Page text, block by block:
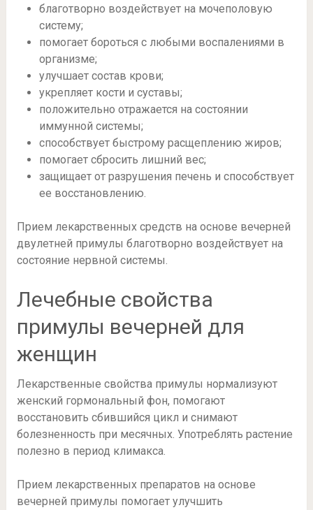
благотворно воздействует на мочеполовую
систему;
помогает бороться с любыми воспалениями в
организме;
улучшает состав крови;
укрепляет кости и суставы;
положительно отражается на состоянии
иммунной системы;
способствует быстрому расщеплению жиров;
помогает сбросить лишний вес;
защищает от разрушения печень и способствует
ее восстановлению.
Прием лекарственных средств на основе вечерней
двулетней примулы благотворно воздействует на
состояние нервной системы.
Лечебные свойства
примулы вечерней для
женщин
Лекарственные свойства примулы нормализуют
женский гормональный фон, помогают
восстановить сбившийся цикл и снимают
болезненность при месячных. Употреблять растение
полезно в период климакса.
Прием лекарственных препаратов на основе
вечерней примулы помогает улучшить